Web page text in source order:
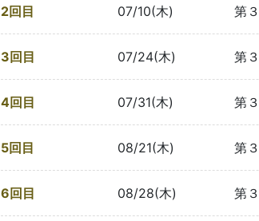
2回目 07/10(木) 第
3回目 07/24(木) 第
4回目 07/31(木) 第
5回目 08/21(木) 第
6回目 08/28(木) 第